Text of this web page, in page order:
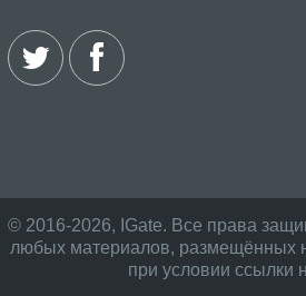
© 2016-2026, IGate. Все права
любых материалов, размещённых
при условии ссылки